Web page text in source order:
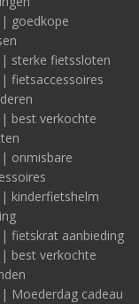
goedkope
| sterke fietssloten
fietsaccessoires
best verkochte
onmisbare
kinderfietshelm
fietskrat aanbieding
best verkochte
Moederdag cadeau